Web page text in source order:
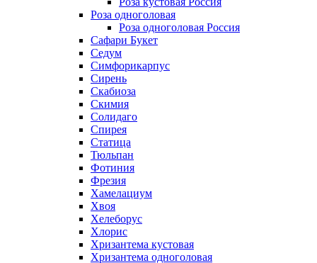
Роза одноголовая
Роза одноголовая Россия
Сафари Букет
Седум
Симфорикарпус
Сирень
Скабиоза
Скимия
Солидаго
Спирея
Статица
Тюльпан
Фотиния
Фрезия
Хамелациум
Хвоя
Хелеборус
Хлорис
Хризантема кустовая
Хризантема одноголовая